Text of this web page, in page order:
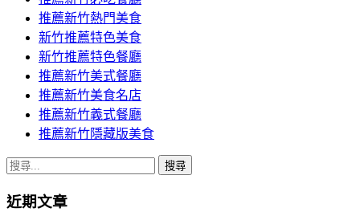
推薦新竹熱門美食
新竹推薦特色美食
新竹推薦特色餐廳
推薦新竹美式餐廳
推薦新竹美食名店
推薦新竹義式餐廳
推薦新竹隱藏版美食
搜
關
近期文章